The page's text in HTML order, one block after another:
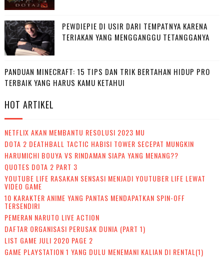
PEWDIEPIE DI USIR DARI TEMPATNYA KARENA
TERIAKAN YANG MENGGANGGU TETANGGANYA
PANDUAN MINECRAFT: 15 TIPS DAN TRIK BERTAHAN HIDUP PRO
TERBAIK YANG HARUS KAMU KETAHUI
HOT ARTIKEL
NETFLIX AKAN MEMBANTU RESOLUSI 2023 MU
DOTA 2 DEATHBALL TACTIC HABISI TOWER SECEPAT MUNGKIN
HARUMICHI BOUYA VS RINDAMAN SIAPA YANG MENANG??
QUOTES DOTA 2 PART 3
YOUTUBE LIFE RASAKAN SENSASI MENJADI YOUTUBER LIFE LEWAT
VIDEO GAME
10 KARAKTER ANIME YANG PANTAS MENDAPATKAN SPIN-OFF
TERSENDIRI
PEMERAN NARUTO LIVE ACTION
DAFTAR ORGANISASI PERUSAK DUNIA (PART 1)
LIST GAME JULI 2020 PAGE 2
GAME PLAYSTATION 1 YANG DULU MENEMANI KALIAN DI RENTAL(1)